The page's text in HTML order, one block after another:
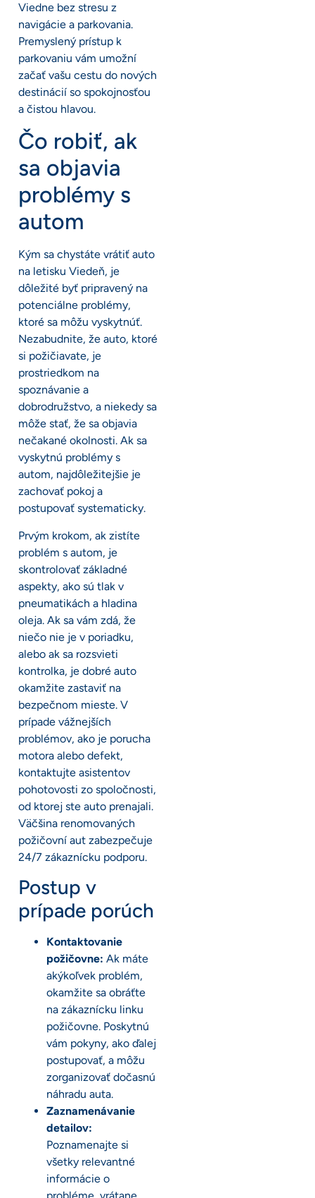
Viedne bez stresu z
navigácie a parkovania.
Premyslený prístup k
parkovaniu vám umožní
začať vašu cestu do nových
destinácií so spokojnosťou
a čistou hlavou.
Čo robiť, ak
sa objavia
problémy s
autom
Kým sa chystáte vrátiť auto
na letisku Viedeň, je
dôležité byť pripravený na
potenciálne problémy,
ktoré sa môžu vyskytnúť.
Nezabudnite, že auto, ktoré
si požičiavate, je
prostriedkom na
spoznávanie a
dobrodružstvo, a niekedy sa
môže stať, že sa objavia
nečakané okolnosti. Ak sa
vyskytnú problémy s
autom, najdôležitejšie je
zachovať pokoj a
postupovať systematicky.
Prvým krokom, ak zistíte
problém s autom, je
skontrolovať základné
aspekty, ako sú tlak v
pneumatikách a hladina
oleja. Ak sa vám zdá, že
niečo nie je v poriadku,
alebo ak sa rozsvieti
kontrolka, je dobré auto
okamžite zastaviť na
bezpečnom mieste. V
prípade vážnejších
problémov, ako je porucha
motora alebo defekt,
kontaktujte asistentov
pohotovosti zo spoločnosti,
od ktorej ste auto prenajali.
Väčšina renomovaných
požičovní aut zabezpečuje
24/7 zákaznícku podporu.
Postup v
prípade porúch
Kontaktovanie
požičovne: Ak máte
akýkoľvek problém,
okamžite sa obráťte
na zákaznícku linku
požičovne. Poskytnú
vám pokyny, ako ďalej
postupovať, a môžu
zorganizovať dočasnú
náhradu auta.
Zaznamenávanie
detailov:
Poznamenajte si
všetky relevantné
informácie o